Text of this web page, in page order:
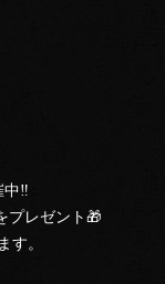
中‼️
プレゼント🎁
す。